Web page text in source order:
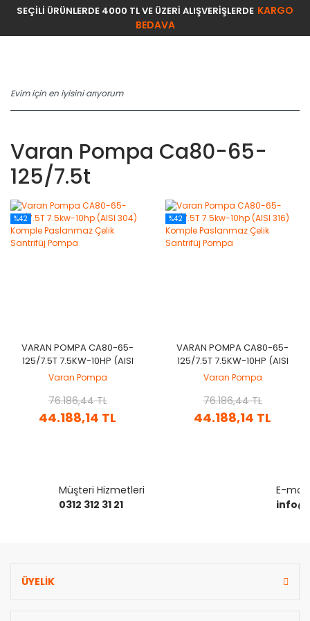
SEÇİLİ ÜRÜNLERDE 4000 TL VE ÜZERİ ALIŞVERİŞLERDE KARGO
BEDAVA
Varan Pompa Ca80-65-
125/7.5t
%42
VARAN POMPA CA80-65-
125/7.5T 7.5KW-10HP (AISI
304) KOMPLE PASLANMAZ
ÇELIK SANTRIFÜJ POMPA
Varan Pompa
44.188,14 TL
76.186,44 TL
%42
VARAN POMPA CA80-65-
125/7.5T 7.5KW-10HP (AISI
316) KOMPLE PASLANMAZ
ÇELIK SANTRIFÜJ POMPA
Varan Pompa
44.188,14 TL
76.186,44 TL
Müşteri Hizmetleri
0312 312 31 21
E-mail
ÜYELİK